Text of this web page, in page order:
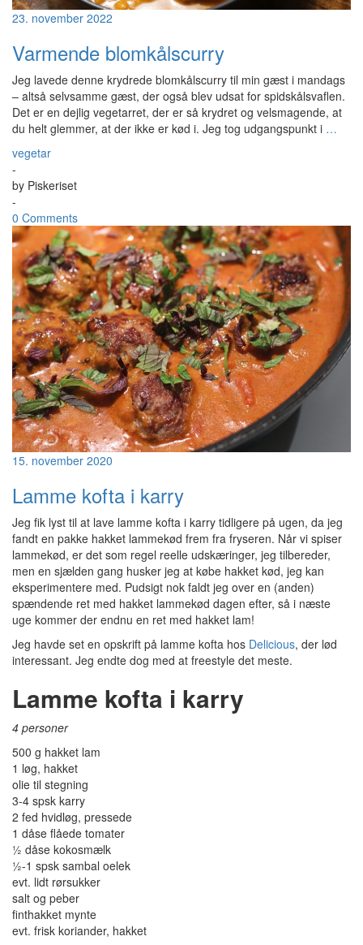
23. november 2022
Varmende blomkålscurry
Jeg lavede denne krydrede blomkålscurry til min gæst i mandags
– altså selvsamme gæst, der også blev udsat for spidskålsvaflen.
Det er en dejlig vegetarret, der er så krydret og velsmagende, at
du helt glemmer, at der ikke er kød i. Jeg tog udgangspunkt i …
vegetar
-
by Piskeriset
-
0 Comments
15. november 2020
Lamme kofta i karry
Jeg fik lyst til at lave lamme kofta i karry tidligere på ugen, da jeg
fandt en pakke hakket lammekød frem fra fryseren. Når vi spiser
lammekød, er det som regel reelle udskæringer, jeg tilbereder,
men en sjælden gang husker jeg at købe hakket kød, jeg kan
eksperimentere med. Pudsigt nok faldt jeg over en (anden)
spændende ret med hakket lammekød dagen efter, så i næste
uge kommer der endnu en ret med hakket lam!
Jeg havde set en opskrift på lamme kofta hos Delicious, der lød
interessant. Jeg endte dog med at freestyle det meste.
Lamme kofta i karry
4 personer
500 g hakket lam
1 løg, hakket
olie til stegning
3-4 spsk karry
2 fed hvidløg, pressede
1 dåse flåede tomater
½ dåse kokosmælk
½-1 spsk sambal oelek
evt. lidt rørsukker
salt og peber
finthakket mynte
evt. frisk koriander, hakket